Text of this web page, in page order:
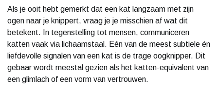
Als je ooit hebt gemerkt dat een kat langzaam met zijn
ogen naar je knippert, vraag je je misschien af wat dit
betekent. In tegenstelling tot mensen, communiceren
katten vaak via lichaamstaal. Eén van de meest subtiele én
liefdevolle signalen van een kat is de trage oogknipper. Dit
gebaar wordt meestal gezien als het katten-equivalent van
een glimlach of een vorm van vertrouwen.